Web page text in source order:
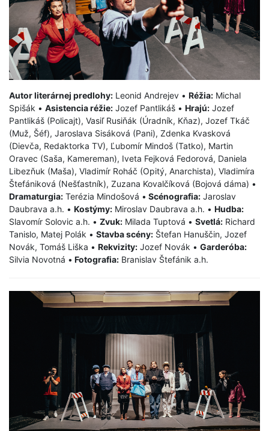
Autor literárnej predlohy: Leonid Andrejev • Réžia: Michal
Spišák • Asistencia réžie: Jozef Pantlikáš • Hrajú: Jozef
Pantlikáš (Policajt), Vasiľ Rusiňák (Úradník, Kňaz), Jozef Tkáč
(Muž, Šéf), Jaroslava Sisáková (Pani), Zdenka Kvasková
(Dievča, Redaktorka TV), Ľubomír Mindoš (Tatko), Martin
Oravec (Saša, Kamereman), Iveta Fejková Fedorová, Daniela
Libezňuk (Maša), Vladimír Roháč (Opitý, Anarchista), Vladimíra
Štefániková (Nešťastník), Zuzana Kovalčíková (Bojová dáma) •
Dramaturgia: Terézia Mindošová • Scénografia: Jaroslav
Daubrava a.h. • Kostýmy: Miroslav Daubrava a.h. • Hudba:
Slavomír Solovic a.h. • Zvuk: Milada Tuptová • Svetlá: Richard
Tanislo, Matej Polák • Stavba scény: Štefan Hanuščin, Jozef
Novák, Tomáš Liška • Rekvizity: Jozef Novák • Garderóba:
Silvia Novotná • Fotografia: Branislav Štefánik a.h.